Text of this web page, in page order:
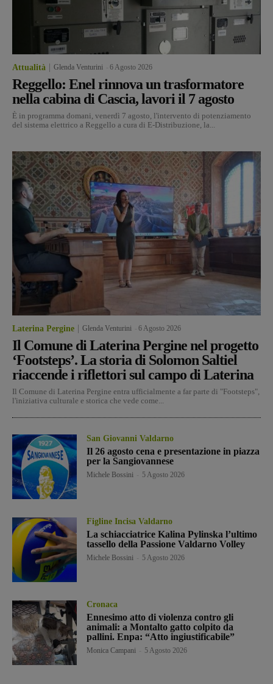
Attualità Glenda Venturini 6 Agosto 2026
Reggello: Enel rinnova un trasformatore
nella cabina di Cascia, lavori il 7 agosto
È in programma domani, venerdì 7 agosto, l'intervento di potenziamento
del sistema elettrico a Reggello a cura di E-Distribuzione, la...
Laterina Pergine Glenda Venturini 6 Agosto 2026
Il Comune di Laterina Pergine nel progetto
‘Footsteps’. La storia di Solomon Saltiel
riaccende i riflettori sul campo di Laterina
Il Comune di Laterina Pergine entra ufficialmente a far parte di "Footsteps",
l'iniziativa culturale e storica che vede come...
San Giovanni Valdarno
Il 26 agosto cena e presentazione in piazza
per la Sangiovannese
Michele Bossini 5 Agosto 2026
Figline Incisa Valdarno
La schiacciatrice Kalina Pylinska l’ultimo
tassello della Passione Valdarno Volley
Michele Bossini 5 Agosto 2026
Cronaca
Ennesimo atto di violenza contro gli
animali: a Montalto gatto colpito da
pallini. Enpa: “Atto ingiustificabile”
Monica Campani 5 Agosto 2026